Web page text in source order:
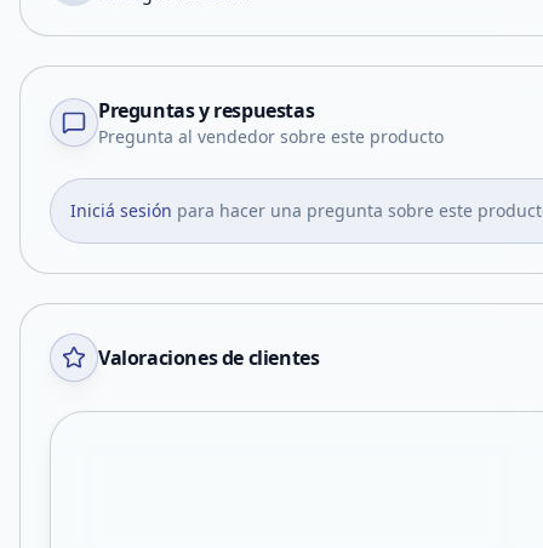
Preguntas y respuestas
Pregunta al vendedor sobre este producto
Iniciá sesión para hacer una pregunta sobre este
Valoraciones de clientes